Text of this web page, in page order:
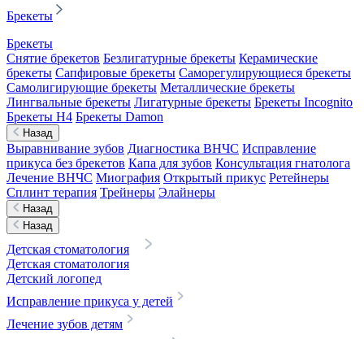
Брекеты
Брекеты
Снятие брекетов Безлигатурные брекеты Керамические
брекеты Сапфировые брекеты Саморегулирующиеся брекеты
Самолигирующие брекеты Металлические брекеты
Лингвальные брекеты Лигатурные брекеты Брекеты Incognito
Брекеты H4 Брекеты Damon
Назад
Выравнивание зубов Диагностика ВНЧС Исправление
прикуса без брекетов Капа для зубов Консультация гнатолога
Лечение ВНЧС Миография Открытый прикус Ретейнеры
Сплинт терапия Трейнеры Элайнеры
Назад
Назад
Детская стоматология
Детская стоматология
Детский логопед
Исправление прикуса у детей
Лечение зубов детям